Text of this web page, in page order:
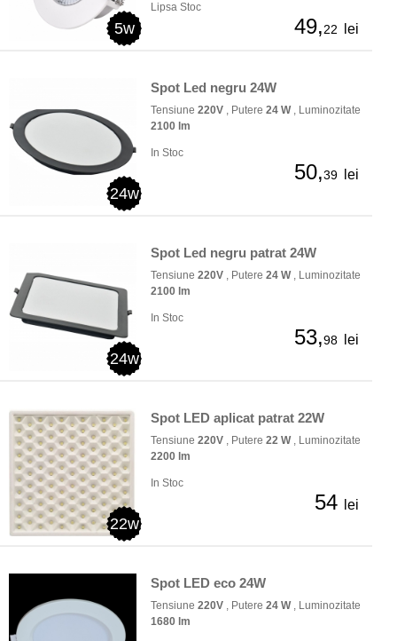
5w
Lipsa Stoc
49,22 lei
24w
Spot Led negru 24W
Tensiune 220V , Putere 24 W, Luminozitate
2100 lm
In Stoc
50,39 lei
24w
Spot Led negru patrat 24W
Tensiune 220V , Putere 24 W, Luminozitate
2100 lm
In Stoc
53,98 lei
22w
Spot LED aplicat patrat 22W
Tensiune 220V , Putere 22 W, Luminozitate
2200 lm
In Stoc
54 lei
Spot LED eco 24W
Tensiune 220V , Putere 24 W, Luminozitate
1680 lm